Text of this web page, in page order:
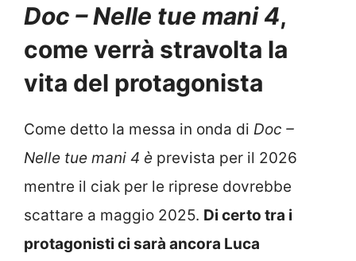
Doc – Nelle tue mani 4,
come verrà stravolta la
vita del protagonista
Come detto la messa in onda di Doc –
Nelle tue mani 4 è prevista per il 2026
mentre il ciak per le riprese dovrebbe
scattare a maggio 2025. Di certo tra i
protagonisti ci sarà ancora Luca